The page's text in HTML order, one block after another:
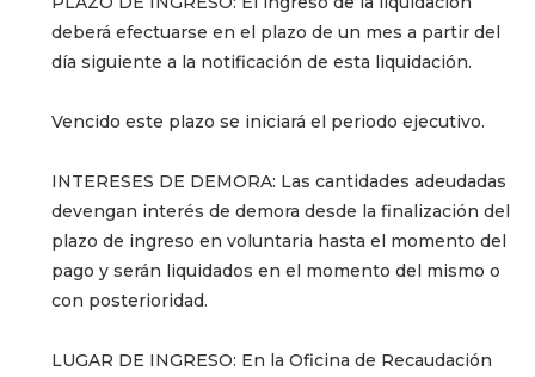
deberá efectuarse en el plazo de un mes a partir del
día siguiente a la notificación de esta liquidación.
Vencido este plazo se iniciará el periodo ejecutivo.
INTERESES DE DEMORA: Las cantidades adeudadas
devengan interés de demora desde la finalización del
plazo de ingreso en voluntaria hasta el momento del
pago y serán liquidados en el momento del mismo o
con posterioridad.
LUGAR DE INGRESO: En la Oficina de Recaudación